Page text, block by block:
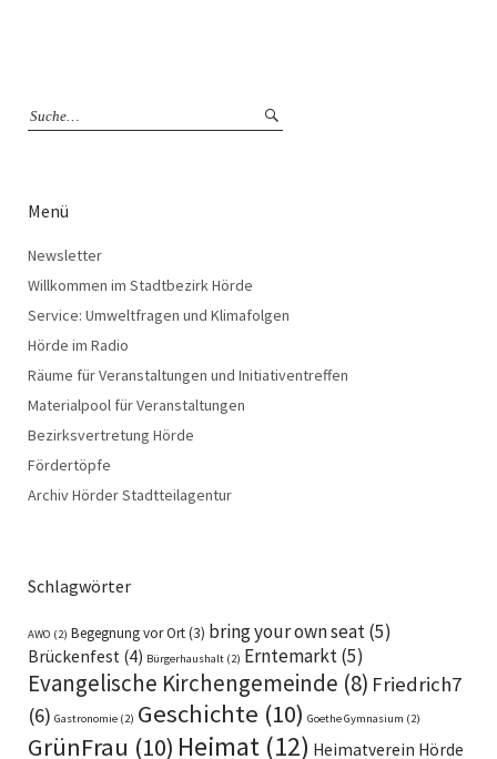
Menü
Newsletter
Willkommen im Stadtbezirk Hörde
Service: Umweltfragen und Klimafolgen
Hörde im Radio
Räume für Veranstaltungen und Initiativentreffen
Materialpool für Veranstaltungen
Bezirksvertretung Hörde
Fördertöpfe
Archiv Hörder Stadtteilagentur
Schlagwörter
AWO (2) Begegnung vor Ort(3) bring your own seat(5)
Brückenfest (4) Bürgerhaushalt (2) Erntemarkt(5)
Evangelische Kirchengemeinde (8) Friedrich7
(6) Gastronomie (2) Geschichte (10) Goethe Gymnasium (2)
GrünFrau (10) Heimat (12) Heimatverein Hörde